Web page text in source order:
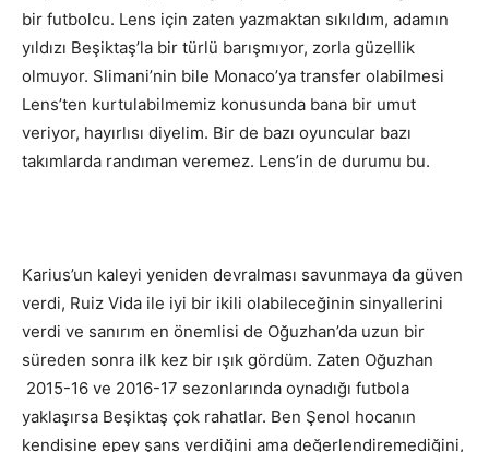
bir futbolcu. Lens için zaten yazmaktan sıkıldım, adamın
yıldızı Beşiktaş’la bir türlü barışmıyor, zorla güzellik
olmuyor. Slimani’nin bile Monaco’ya transfer olabilmesi
Lens’ten kurtulabilmemiz konusunda bana bir umut
veriyor, hayırlısı diyelim. Bir de bazı oyuncular bazı
takımlarda randıman veremez. Lens’in de durumu bu.
Karius’un kaleyi yeniden devralması savunmaya da güven
verdi, Ruiz Vida ile iyi bir ikili olabileceğinin sinyallerini
verdi ve sanırım en önemlisi de Oğuzhan’da uzun bir
süreden sonra ilk kez bir ışık gördüm. Zaten Oğuzhan
2015-16 ve 2016-17 sezonlarında oynadığı futbola
yaklaşırsa Beşiktaş çok rahatlar. Ben Şenol hocanın
kendisine epey şans verdiğini ama değerlendiremediğini,